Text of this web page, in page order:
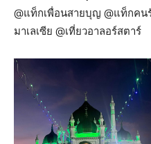
@แท็กเพื่อนสายบุญ @แท็กคน
มาเลเซีย @เที่ยวอาลอร์สตาร์